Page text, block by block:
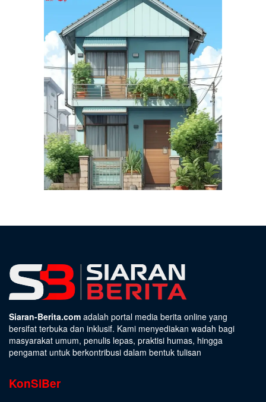
Siaran-Berita.com adalah portal media berita online yang
bersifat terbuka dan inklusif. Kami menyediakan wadah bagi
masyarakat umum, penulis lepas, praktisi humas, hingga
pengamat untuk berkontribusi dalam bentuk tulisan
KonSiBer